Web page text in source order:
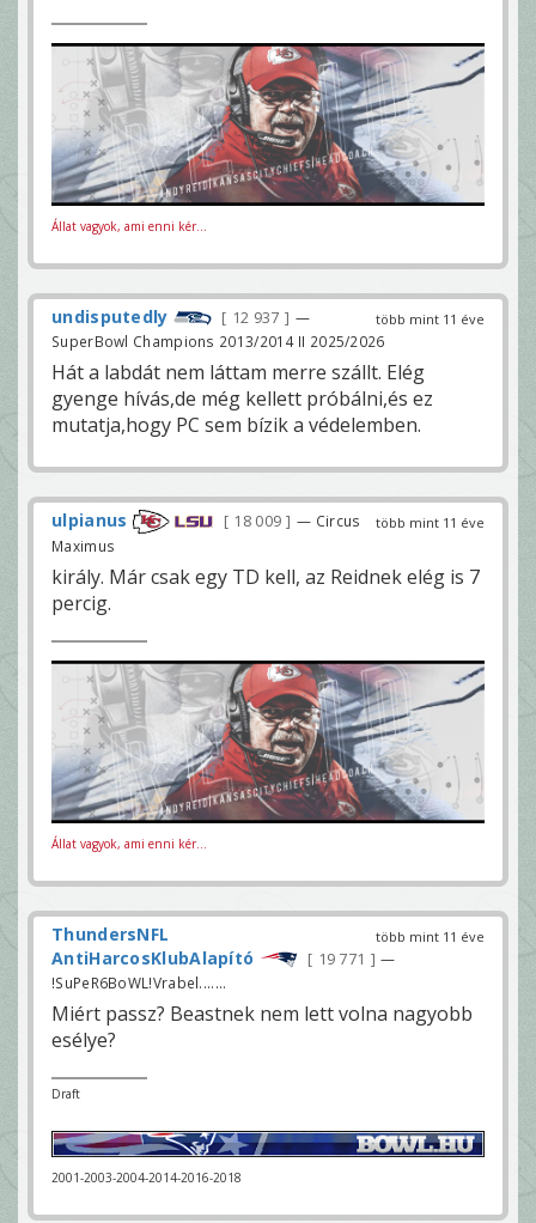
Állat vagyok, ami enni kér...
több mint 11 éve
undisputedly 12 937
—
SuperBowl Champions 2013/2014 II 2025/2026
Hát a labdát nem láttam merre szállt. Elég
gyenge hívás,de még kellett próbálni,és ez
mutatja,hogy PC sem bízik a védelemben.
több mint 11 éve
ulpianus 18 009
— Circus
Maximus
király. Már csak egy TD kell, az Reidnek elég is 7
percig.
Állat vagyok, ami enni kér...
több mint 11 éve
ThundersNFL
AntiHarcosKlubAlapító
19 771
—
!SuPeR6BoWL!Vrabel.......
Miért passz? Beastnek nem lett volna nagyobb
esélye?
Draft
2001-2003-2004-2014-2016-2018